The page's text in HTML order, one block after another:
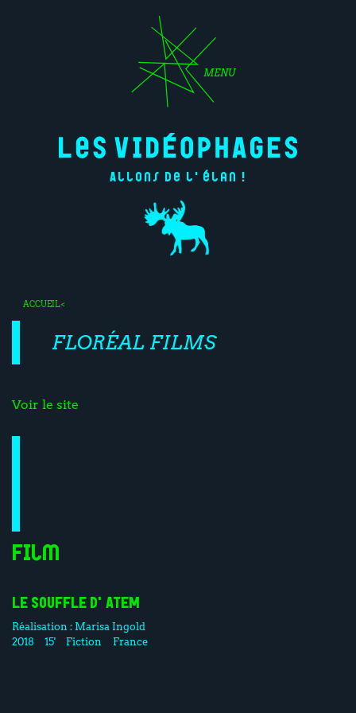
MENU
Allons de l'élan !
ACCUEIL<
FLORÉAL FILMS
Voir le site
Film
LE SOUFFLE D'ATEM
Réalisation : Marisa Ingold
2018
15' Fiction France